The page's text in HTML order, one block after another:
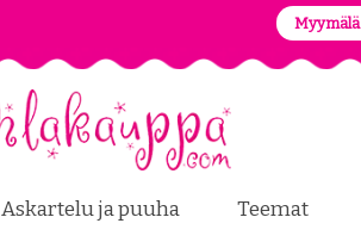
Myymälä
Askartelu ja puuha Teemat